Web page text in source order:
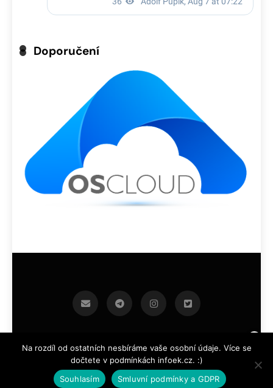
Doporučení
infoek.cz 2026.Developed By BlazeThemes .
Na rozdíl od ostatních nesbíráme vaše osobní údaje. Více se
dočtete v podmínkách infoek.cz. :)
Souhlasím
Smluvní podmínky a GDPR